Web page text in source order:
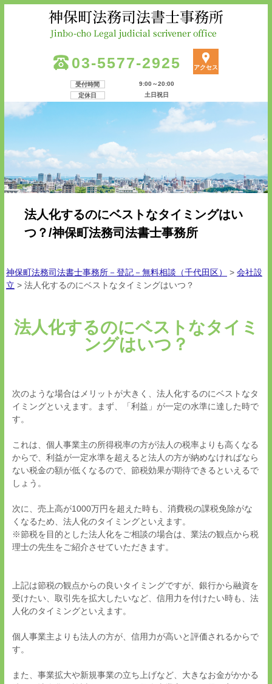
03-5577-2925 アクセス
受付時間
9:00～20:00
定休日
土日祝日
法人化するのにベストなタイミングはい
つ？/神保町法務司法書士事務所
神保町法務司法書士事務所－登記－無料相談（千代田区） > 会社設
立 > 法人化するのにベストなタイミングはいつ？
法人化するのにベストなタイミ
ングはいつ？
次のような場合はメリットが大きく、法人化するのにベストなタ
イミングといえます。まず、「利益」が一定の水準に達した時で
す。
これは、個人事業主の所得税率の方が法人の税率よりも高くなる
からで、利益が一定水準を超えると法人の方が納めなければなら
ない税金の額が低くなるので、節税効果が期待できるといえるで
しょう。
次に、売上高が1000万円を超えた時も、消費税の課税免除がな
くなるため、法人化のタイミングといえます。
※節税を目的とした法人化をご相談の場合は、業法の観点から税
理士の先生をご紹介させていただきます。
上記は節税の観点からの良いタイミングですが、銀行から融資を
受けたい、取引先を拡大したいなど、信用力を付けたい時も、法
人化のタイミングといえます。
個人事業主よりも法人の方が、信用力が高いと評価されるからで
す。
また、事業拡大や新規事業の立ち上げなど、大きなお金がかかる